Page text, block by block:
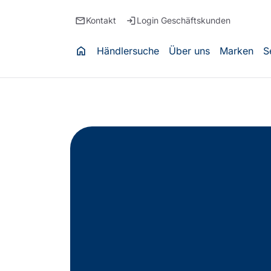
emailKontakt loginLogin Geschäftskunden
home Händlersuche Über uns Marken